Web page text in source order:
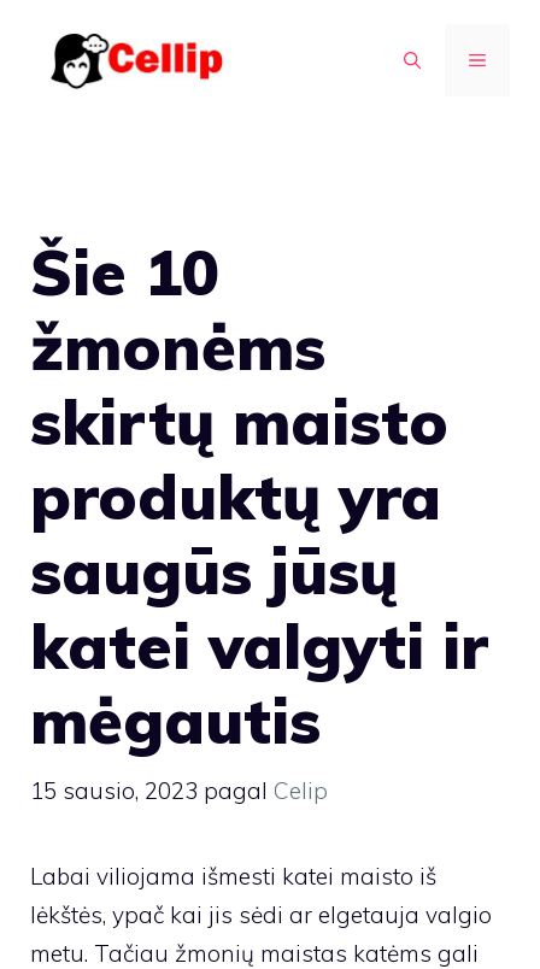
turinio
MENIU
Šie 10
žmonėms
skirtų maisto
produktų yra
saugūs jūsų
katei valgyti ir
mėgautis
15 sausio, 2023 pagal Celip
Labai viliojama išmesti katei maisto iš
lėkštės, ypač kai jis sėdi ar elgetauja valgio
metu. Tačiau žmonių maistas katėms gali